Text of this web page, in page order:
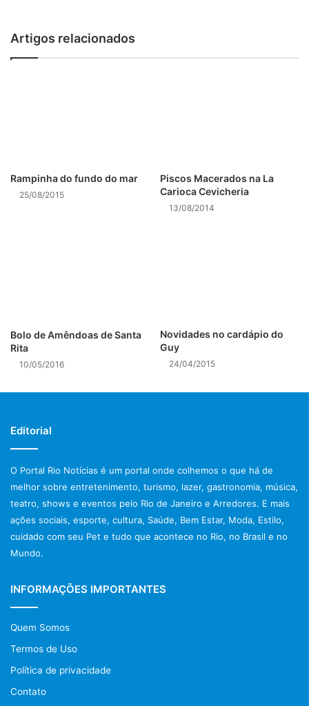
acidez presente. As notas do carvalho se destacam
trazendo aromas vínicos e de frutas amarelas e cítricas.
Serviço
Empório Colonial
Artigos relacionados
Rampinha do fundo do mar
25/08/2015
Piscos Macerados na La
Carioca Cevicheria
13/08/2014
Bolo de Amêndoas de Santa
Rita
10/05/2016
Novidades no cardápio do
Guy
24/04/2015
Editorial
O Portal Rio Notícias é um portal onde colhemos o que há de
melhor sobre entretenimento, turismo, lazer, gastronomia, música,
teatro, shows e eventos pelo Rio de Janeiro e Arredores. E mais
ações sociais, esporte, cultura, Saúde, Bem Estar, Moda, Estilo,
cuidado com seu Pet e tudo que acontece no Rio, no Brasil e no
Mundo.
INFORMAÇÕES IMPORTANTES
Quem Somos
Termos de Uso
Política de privacidade
Contato